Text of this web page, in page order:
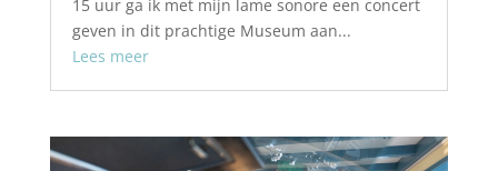
15 uur ga ik met mijn lame sonore een concert
geven in dit prachtige Museum aan...
Lees meer